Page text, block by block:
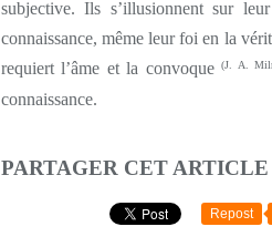
subjective. Ils s’illusionnent sur
connaissance, même leur foi en la
requiert l’âme et la convoque(J. A.
connaissance.
PARTAGER CET ARTICLE
Repost